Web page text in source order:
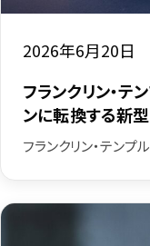
2026年6月20日
フランクリン・テ
ンに転換する新
フランクリン・テン